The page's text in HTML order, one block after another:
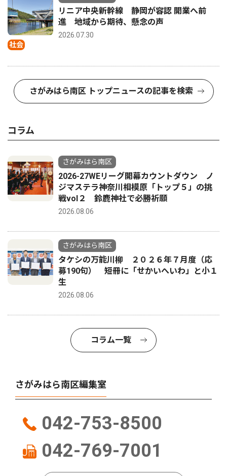
社会
リニア中央新幹線 静岡が容認 開業へ前
進 地域から期待、懸念の声
2026.07.30
さがみはら南区 トップニュースの記事を検索
コラム
さがみはら南区
2026-27WEリーグ開幕カウントダウン ノ
ジマステラ神奈川相模原「トップ５」の挑
戦vol２ 鈴鹿神社で必勝祈願
2026.08.06
さがみはら南区
タケシの万能川柳 ２０２６年７月度（応
募190句） 短冊に「せかいへいわ」と小１
生
2026.08.06
コラム一覧
さがみはら南区編集室
042-753-8500
042-769-7001